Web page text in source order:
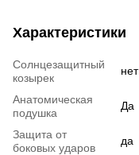
Характеристики
Солнцезащитный
козырек
нет
Анатомическая
подушка
Да
Защита от
боковых ударов
да